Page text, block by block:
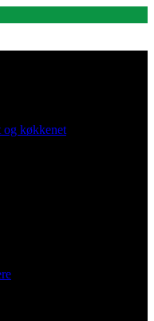
og køkkenet